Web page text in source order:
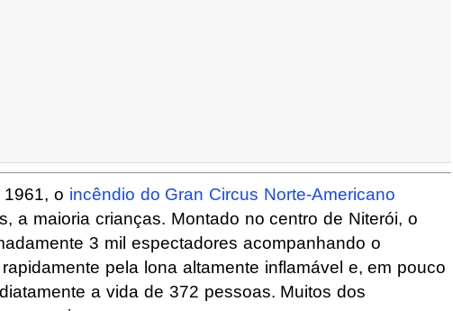
o incêndio do Gran Circus Norte-Americano
a maioria crianças. Montado no centro de Niterói, o
3 mil espectadores acompanhando o
pela lona altamente inflamável e, em pouco
a vida de 372 pessoas. Muitos dos